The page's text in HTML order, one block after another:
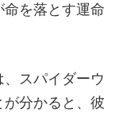
命を落とす運命
スパイダーウ
分かると、彼